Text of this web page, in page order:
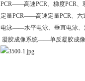
PCR——高速PCR、梯度PCR、
定量PCR——高速定量PCR、六
电泳——水平电泳、垂直电泳、
凝胶成像系统——单反凝胶成